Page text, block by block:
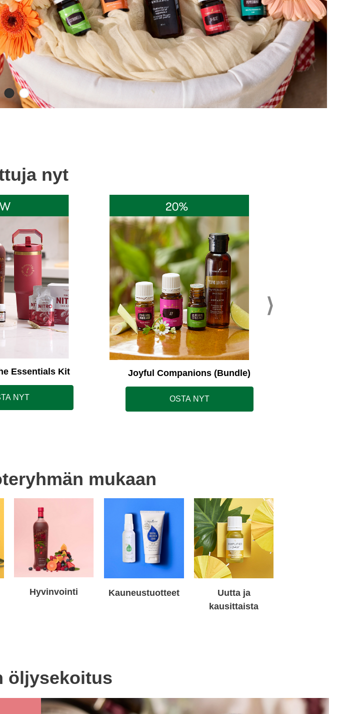
nyt
Essentials Kit
NYT
Joyful Companions (Bundle)
OSTA NYT
mukaan
Hyvinvointi Kauneustuotteet
Uutta ja
kausittaista
öljysekoitus